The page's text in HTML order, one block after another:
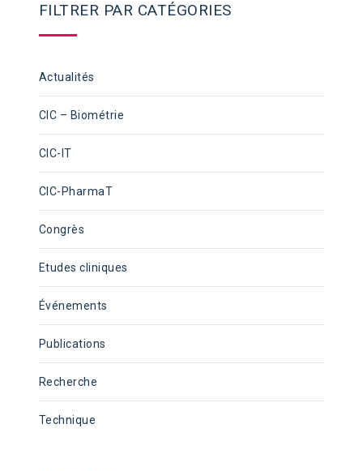
FILTRER PAR CATÉGORIES
Actualités
CIC – Biométrie
CIC-IT
CIC-PharmaT
Congrès
Etudes cliniques
Événements
Publications
Recherche
Technique